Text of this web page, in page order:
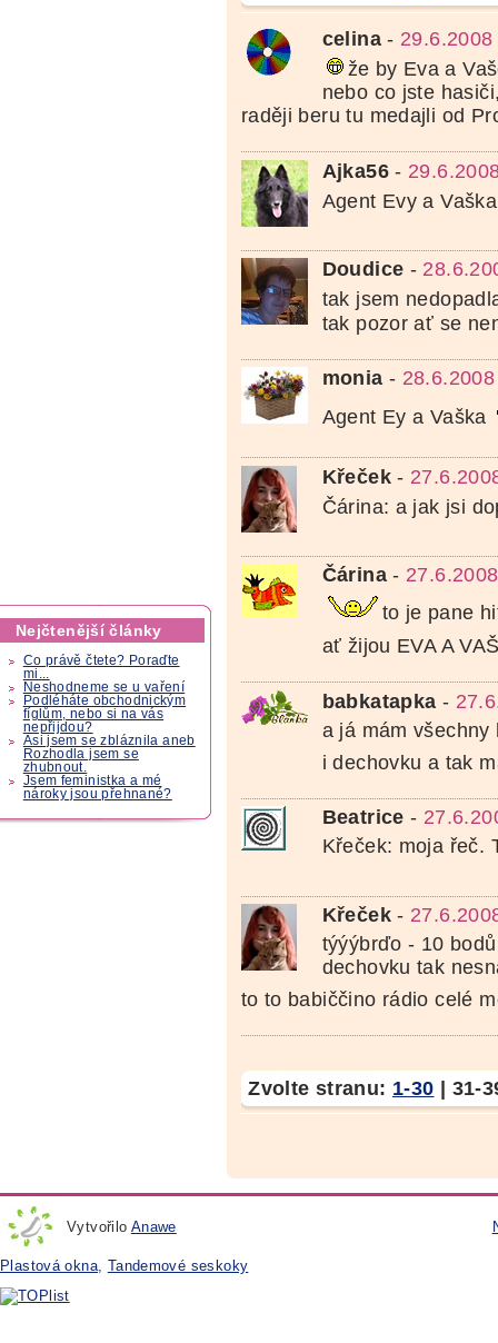
Nejčtenější články
Co právě čtete? Poraďte
mi...
Neshodneme se u vaření
Podléháte obchodnickým
fíglům, nebo si na vás
nepřijdou?
Asi jsem se zbláznila aneb
Rozhodla jsem se
zhubnout.
Jsem feministka a mé
nároky jsou přehnané?
celina-
že by Eva a
nebo co jste
raději beru tu medajli od
Ajka56-
Agent Evy a
Doudice -
tak jsem
tak pozor ať se
monia -
Agent Ey a Vaška
Křeček-
Čárina: a jak jsi
Čárina-
to je pane
ať žijou EVA A
babkatapka -
a já mám
i dechovku a tak
Beatrice -
Křeček: moja řeč.
Křeček-
týýýbrďo - 10
dechovku tak
to to babiččino rádio celé
Zvolte stranu: 1-30 | 31-
Vytvořilo Anawe
Plastová okna Tandemové seskoky